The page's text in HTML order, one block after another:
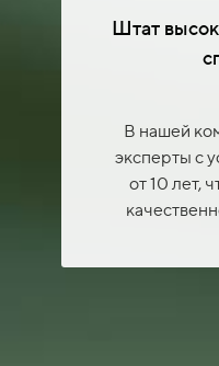
Штат
В нашей
эксперты с
от 10 лет,